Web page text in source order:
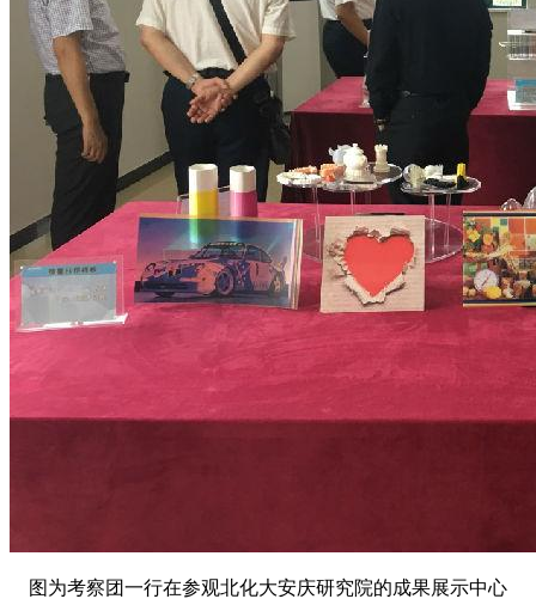
图为考察团一行在参观北化大安庆研究院的成果展示中心